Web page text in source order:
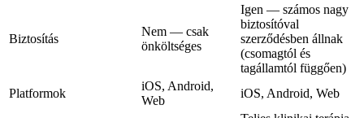
Biztosítás
Nem — csak
önköltséges
Igen — számos nagy
biztosítóval
szerződésben állnak
(csomagtól és
tagállamtól függően)
Platformok
iOS, Android,
Web
iOS, Android, Web